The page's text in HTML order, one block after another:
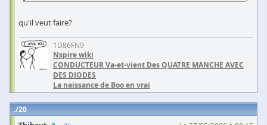
qu'il veut faire?
1D86FN9
Nspire wiki
CONDUCTEUR Va-et-vient Des QUATRE MANCHE AVEC
DES DIODES
La naissance de Boo en vrai
20